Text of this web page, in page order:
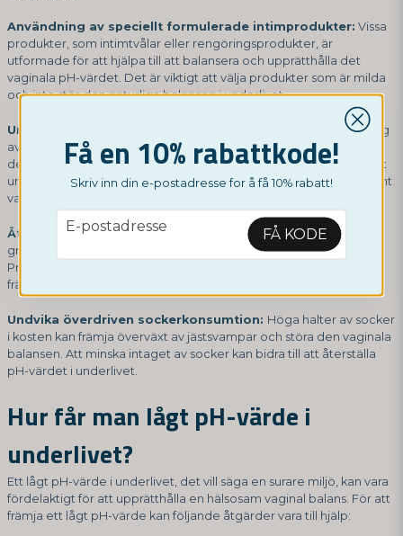
Användning av speciellt formulerade intimprodukter: Vissa
produkter, som intimtvålar eller rengöringsprodukter, är
utformade för att hjälpa till att balansera och upprätthålla det
vaginala pH-värdet. Det är viktigt att välja produkter som är milda
och inte stör den naturliga balansen i underlivet.
Undvika överdriven tvätt och douching:
Överdriven tvättning
av underlivet eller användning av douchingprodukter kan rubba
den naturliga balansen och leda till en pH-obalans. Det är bäst att
undvika starka kemikalier och att bara tvätta underlivet med varmt
vatten eller milda, oparfymerade produkter.
Äta en balanserad kost: En hälsosam kost som är rik på frukt,
grönsaker och probiotika kan bidra till en sund vaginal flora.
Probiotiska livsmedel som yoghurt med levande kulturer kan
främja tillväxten av nyttiga mjölksyrebakterier i underlivet.
Undvika överdriven sockerkonsumtion: Höga halter av socker
i kosten kan främja överväxt av jästsvampar och störa den vaginala
balansen. Att minska intaget av socker kan bidra till att återställa
pH-värdet i underlivet.
Hur får man lågt pH-värde i
underlivet?
Ett lågt pH-värde i underlivet, det vill säga en surare miljö, kan vara
fördelaktigt för att upprätthålla en hälsosam vaginal balans. För att
främja ett lågt pH-värde kan följande åtgärder vara till hjälp:
Få en 10% rabattkode!
Skriv inn din e-postadresse for å få 10% rabatt!
email
E-postadresse FÅ KODE